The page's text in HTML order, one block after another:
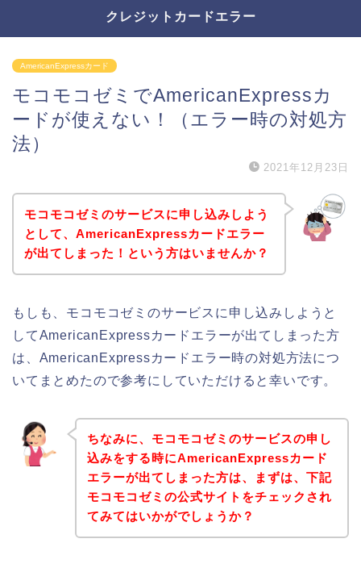
クレジットカードエラー
AmericanExpressカード
モコモコゼミでAmericanExpressカ
ードが使えない！（エラー時の対処方
法）
2021年12月23日
モコモコゼミのサービスに申し込みしよう
として、AmericanExpressカードエラー
が出てしまった！という方はいませんか？
もしも、モコモコゼミのサービスに申し込みしようと
してAmericanExpressカードエラーが出てしまった方
は、AmericanExpressカードエラー時の対処方法につ
いてまとめたので参考にしていただけると幸いです。
ちなみに、モコモコゼミのサービスの申し
込みをする時にAmericanExpressカード
エラーが出てしまった方は、まずは、下記
モコモコゼミの公式サイトをチェックされ
てみてはいかがでしょうか？